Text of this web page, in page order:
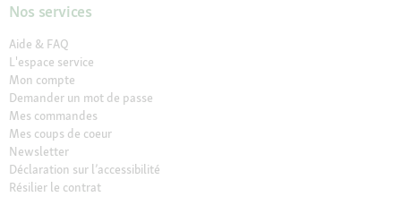
Nos services
Aide & FAQ
L'espace service
Mon compte
Demander un mot de passe
Mes commandes
Mes coups de coeur
Newsletter
Déclaration sur l’accessibilité
Résilier le contrat